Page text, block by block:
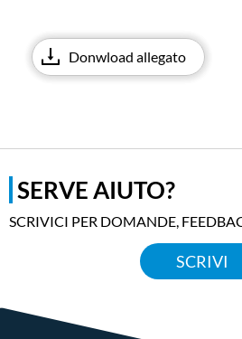
Donwload allegato
SERVE AIUTO?
SCRIVICI PER DOMANDE,
SCRIVI